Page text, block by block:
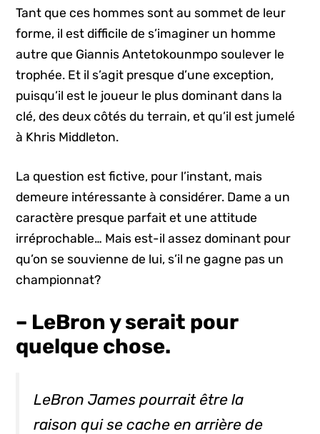
Tant que ces hommes sont au sommet de leur
forme, il est difficile de s’imaginer un homme
autre que Giannis Antetokounmpo soulever le
trophée. Et il s’agit presque d’une exception,
puisqu’il est le joueur le plus dominant dans la
clé, des deux côtés du terrain, et qu’il est jumelé
à Khris Middleton.
La question est fictive, pour l’instant, mais
demeure intéressante à considérer. Dame a un
caractère presque parfait et une attitude
irréprochable… Mais est-il assez dominant pour
qu’on se souvienne de lui, s’il ne gagne pas un
championnat?
– LeBron y serait pour
quelque chose.
LeBron James pourrait être la
raison qui se cache en arrière de